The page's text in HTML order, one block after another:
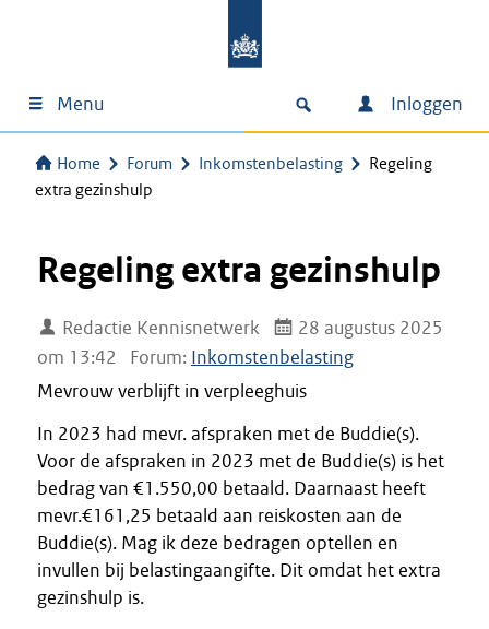
Menu Inloggen
Home Forum Inkomstenbelasting
Regeling
extra gezinshulp
Regeling extra gezinshulp
Redactie Kennisnetwerk
28 augustus 2025
om 13:42
Forum: Inkomstenbelasting
Mevrouw verblijft in verpleeghuis
In 2023 had mevr. afspraken met de Buddie(s).
Voor de afspraken in 2023 met de Buddie(s) is het
bedrag van €1.550,00 betaald. Daarnaast heeft
mevr.€161,25 betaald aan reiskosten aan de
Buddie(s). Mag ik deze bedragen optellen en
invullen bij belastingaangifte. Dit omdat het extra
gezinshulp is.